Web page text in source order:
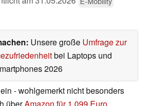
Unsere große Umfrage zur
bei Laptops und
2026
- wohlgemerkt nicht besonders